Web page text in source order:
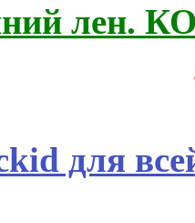
лен.
для